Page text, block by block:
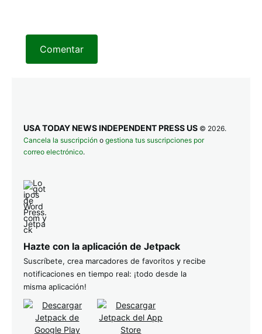
Comentar
USA TODAY NEWS INDEPENDENT PRESS US © 2026.
Cancela la suscripción o gestiona tus suscripciones por
correo electrónico.
Hazte con la aplicación de Jetpack
Suscríbete, crea marcadores de favoritos y recibe
notificaciones en tiempo real: ¡todo desde la
misma aplicación!